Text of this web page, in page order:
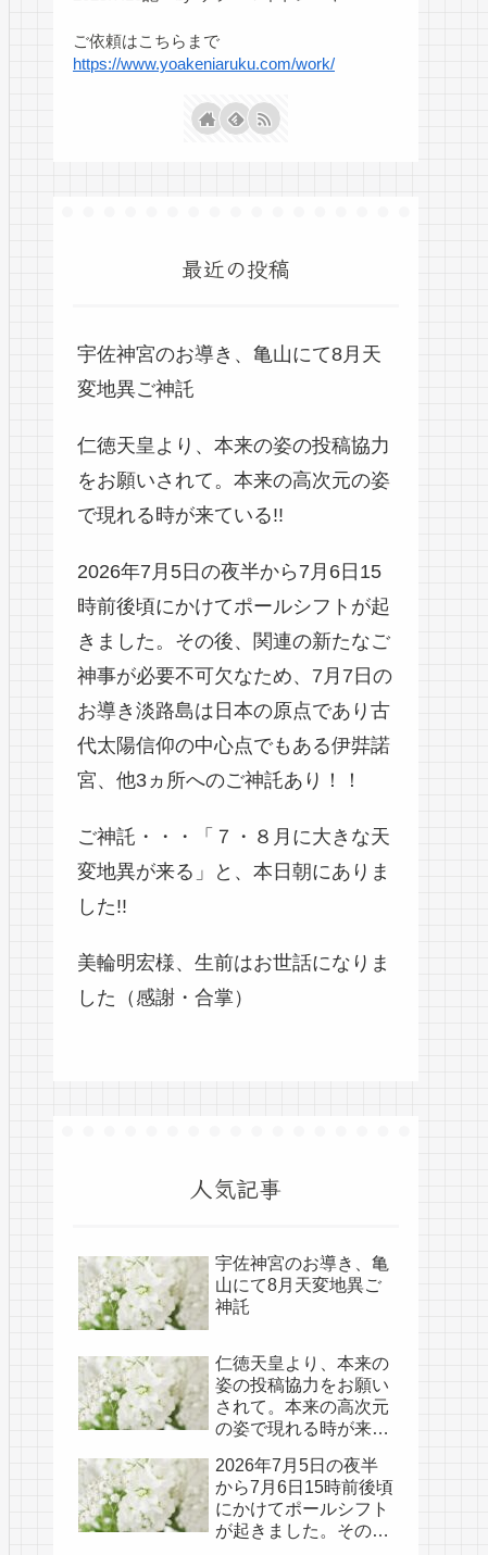
ご依頼はこちらまで
https://www.yoakeniaruku.com/work/
最近の投稿
宇佐神宮のお導き、亀山にて8月天
変地異ご神託
仁徳天皇より、本来の姿の投稿協力
をお願いされて。本来の高次元の姿
で現れる時が来ている!!
2026年7月5日の夜半から7月6日15
時前後頃にかけてポールシフトが起
きました。その後、関連の新たなご
神事が必要不可欠なため、7月7日の
お導き淡路島は日本の原点であり古
代太陽信仰の中心点でもある伊弉諾
宮、他3ヵ所へのご神託あり！！
ご神託・・・「７・８月に大きな天
変地異が来る」と、本日朝にありま
した!!
美輪明宏様、生前はお世話になりま
した（感謝・合掌）
人気記事
宇佐神宮のお導き、亀
山にて8月天変地異ご
神託
仁徳天皇より、本来の
姿の投稿協力をお願い
されて。本来の高次元
の姿で現れる時が来て
2026年7月5日の夜半
から7月6日15時前後頃
にかけてポールシフト
が起きました。その